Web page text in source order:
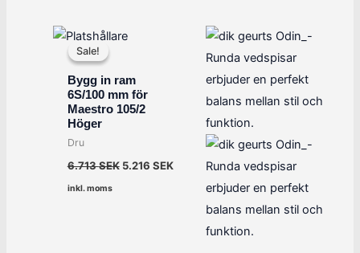
Sale!
Sale!
Bygg in ram
6S/100 mm för
Maestro 105/2
Höger
Dru
6.713SEK
Det
ursprungliga
6.713 SEK.
5.216 SEK
nuvarande
5.216 SEK.
inkl. moms